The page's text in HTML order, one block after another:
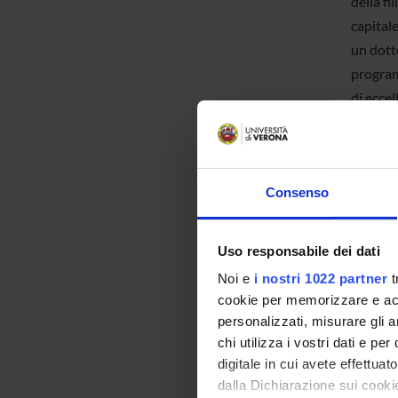
Consenso
Uso responsabile dei dati
Noi e i nostri 1022 partner
cookie per memorizzare e
personalizzati, misurare gli
chi utilizza i vostri dati e per
digitale in cui avete
dalla Dichiarazione sui
un
di
con la
anche
Gli
relativi
nuovi